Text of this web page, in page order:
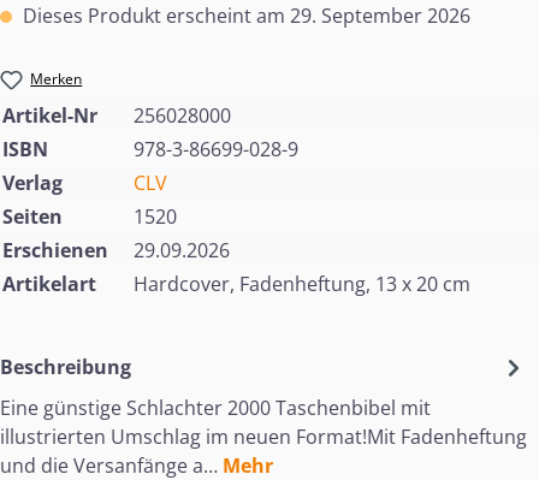
Dieses Produkt erscheint am 29. September 2026
Merken
Artikel-Nr
256028000
ISBN
978-3-86699-028-9
Verlag
CLV
Seiten
1520
Erschienen
29.09.2026
Artikelart
Hardcover, Fadenheftung, 13 x 20 cm
Beschreibung
Eine günstige Schlachter 2000 Taschenbibel mit
illustrierten Umschlag im neuen Format!Mit Fadenheftung
und die Versanfänge a… Mehr